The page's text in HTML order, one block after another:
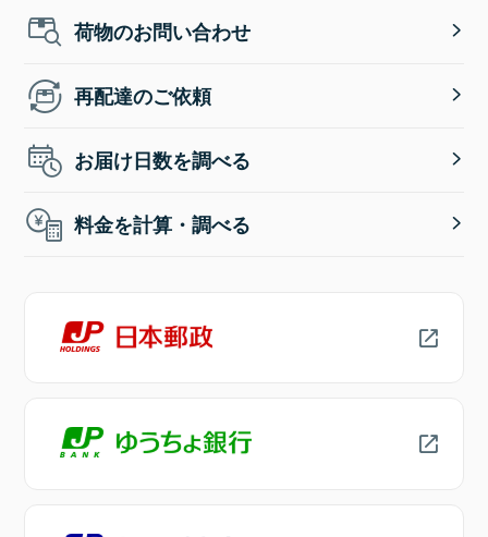
荷物のお問い合わせ
再配達のご依頼
お届け日数を調べる
料金を計算・調べる